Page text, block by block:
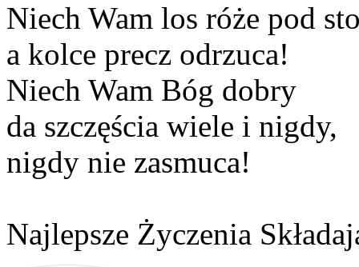
Niech Wam los róże pod
a kolce precz odrzuca!
Niech Wam Bóg dobry
da szczęścia wiele i nigdy,
nigdy nie zasmuca!
Najlepsze Życzenia